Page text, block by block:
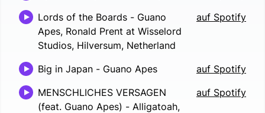
Lords of the Boards - Guano
Apes, Ronald Prent at Wisselord
Studios, Hilversum, Netherland
auf Spotify
Big in Japan - Guano Apes
auf Spotify
MENSCHLICHES VERSAGEN
(feat. Guano Apes) - Alligatoah,
auf Spotify